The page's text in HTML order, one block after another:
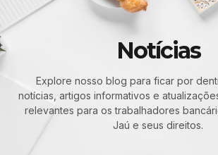
Notícias
Explore nosso blog para ficar por
notícias, artigos informativos e
relevantes para os trabalhadores
Jaú e seus direitos.